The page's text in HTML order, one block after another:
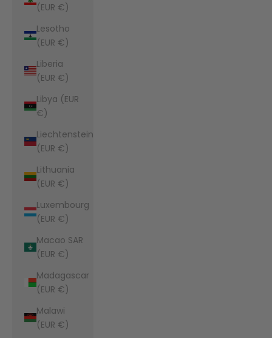
(EUR €)
Lesotho
(EUR €)
Liberia
(EUR €)
Libya (EUR
€)
Liechtenstein
(EUR €)
Lithuania
(EUR €)
Luxembourg
(EUR €)
Macao SAR
(EUR €)
Madagascar
(EUR €)
Malawi
(EUR €)